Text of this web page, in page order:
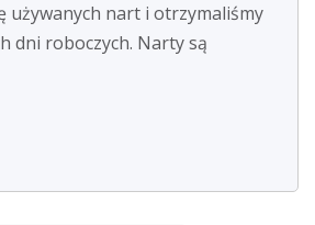
używanych nart i otrzymaliśmy
dni roboczych. Narty są